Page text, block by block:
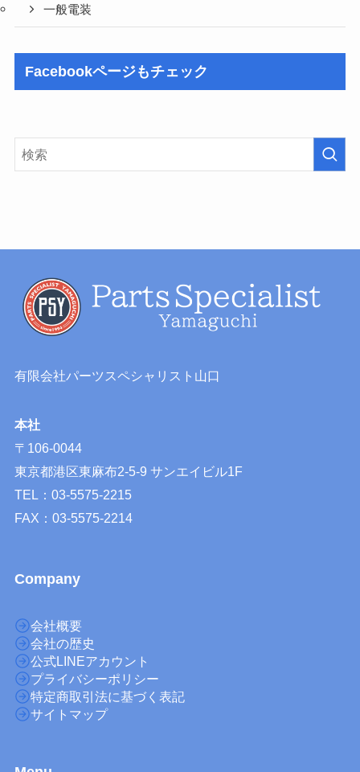
一般電装
Facebookページもチェック
有限会社パーツスペシャリスト山口
本社
〒106-0044
東京都港区東麻布2-5-9 サンエイビル1F
TEL：03-5575-2215
FAX：03-5575-2214
Company
会社概要
会社の歴史
公式LINEアカウント
プライバシーポリシー
特定商取引法に基づく表記
サイトマップ